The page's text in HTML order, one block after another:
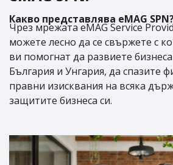
Какво представлява eMAG
Чрез мрежата eMAG Service
можете лесно да се свържете с
ви помогнат да развиете
България и Унгария, да спазите
правни изисквания на всяка
защитите бизнеса си.
Възстановяване на ДДС
Възстановяване на ДДС
Данъчни консултации
Данъчно представителство
Зелен данък
RO
HU
BG
EN
HU
RO
BG